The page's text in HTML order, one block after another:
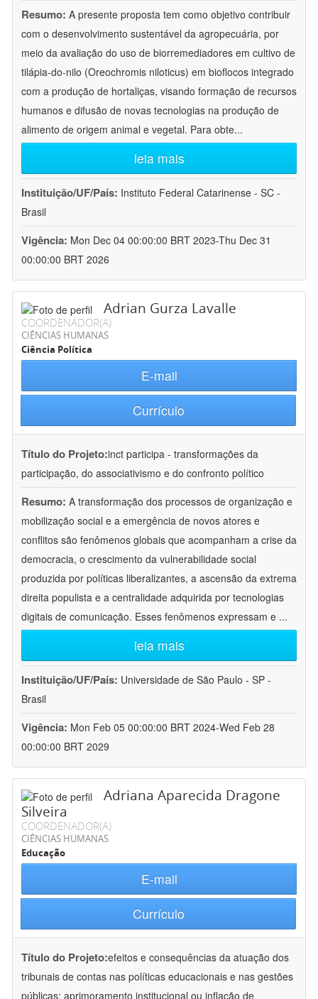
Resumo: A presente proposta tem como objetivo contribuir
com o desenvolvimento sustentável da agropecuária, por
meio da avaliação do uso de biorremediadores em cultivo de
tilápia-do-nilo (Oreochromis niloticus) em bioflocos integrado
com a produção de hortaliças, visando formação de recursos
humanos e difusão de novas tecnologias na produção de
alimento de origem animal e vegetal. Para obte...
leia mais
Instituição/UF/País: Instituto Federal Catarinense - SC -
Brasil
Vigência: Mon Dec 04 00:00:00 BRT 2023-Thu Dec 31
00:00:00 BRT 2026
Adrian Gurza Lavalle
COORDENADOR(A)
CIÊNCIAS HUMANAS
Ciência Política
E-mail
Currículo
Título do Projeto:inct participa - transformações da
participação, do associativismo e do confronto político
Resumo: A transformação dos processos de organização e
mobilização social e a emergência de novos atores e
conflitos são fenômenos globais que acompanham a crise da
democracia, o crescimento da vulnerabilidade social
produzida por políticas liberalizantes, a ascensão da extrema
direita populista e a centralidade adquirida por tecnologias
digitais de comunicação. Esses fenômenos expressam e ...
leia mais
Instituição/UF/País: Universidade de São Paulo - SP -
Brasil
Vigência: Mon Feb 05 00:00:00 BRT 2024-Wed Feb 28
00:00:00 BRT 2029
Adriana Aparecida Dragone
Silveira
COORDENADOR(A)
CIÊNCIAS HUMANAS
Educação
E-mail
Currículo
Título do Projeto:efeitos e consequências da atuação dos
tribunais de contas nas políticas educacionais e nas gestões
públicas: aprimoramento institucional ou inflação de